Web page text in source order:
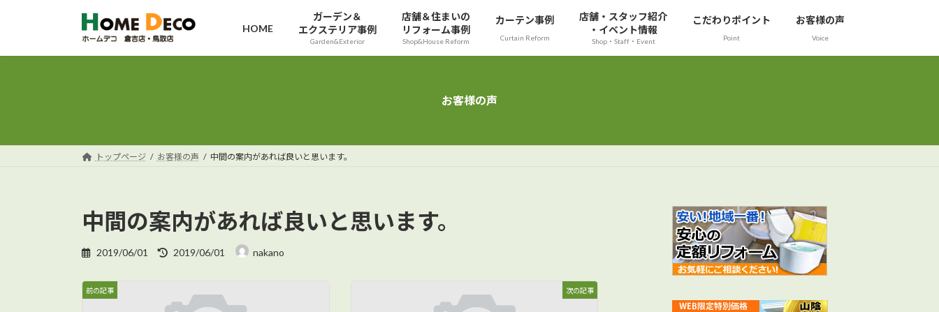
ン
ッ
ー
移
HOME
ガーデン＆
エクステリア事例
Garden&Exterior
店舗＆住まいの
リフォーム事例
Shop&House Reform
カーテン事例
Curtain Reform
店舗・スタッフ紹介
・イベント情報
Shop・Staff・Event
こだわりポイント
Point
お客様の声
Voice
お客様の声
トップページ お客様の声 中間の案内があれば良いと思います。
中間の案内があれば良いと思います。
2019/06/01
最
日
2019/06/01 nakano
前の記事 次の記事